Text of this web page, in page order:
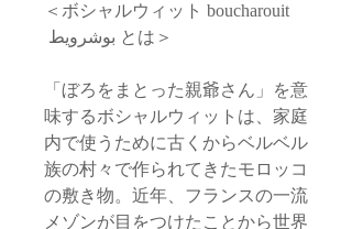
＜ボシャルウィット boucharouit
بوشرويط とは＞
「ぼろをまとった親爺さん」を意
味するボシャルウィットは、家庭
内で使うために古くからベルベル
族の村々で作られてきたモロッコ
の敷き物。近年、フランスの一流
メゾンが目をつけたことから世界